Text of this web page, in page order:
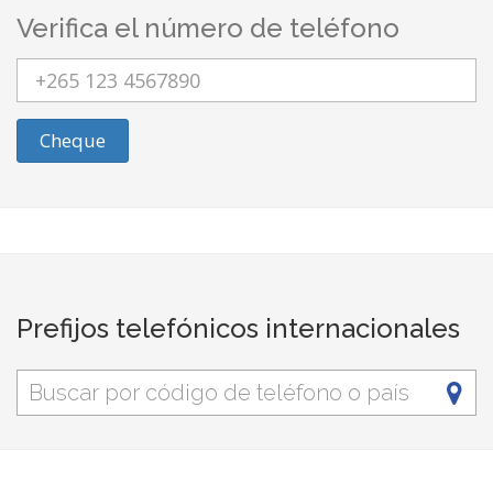
Verifica el número de teléfono
Cheque
Prefijos telefónicos internacionales